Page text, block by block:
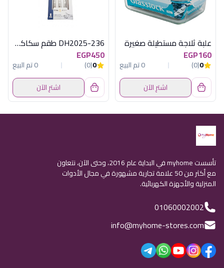
علبة ثلاجة مستطيلة صغيرة
EGP160
0
(0)
0 تم البيع
اشترِ الآن
DH2025-236 طقم سكاكين 6 ق ديفا
EGP450
0
(0)
0 تم البيع
اشترِ الآن
تأسست myhome في البداية عام 2016، وحتى الآن، نتعاون
مع أكثر من 50 علامة تجارية مشهورة في مجال الأدوات
المنزلية والأجهزة الكهربائية.
01060002002
info@myhome-stores.com